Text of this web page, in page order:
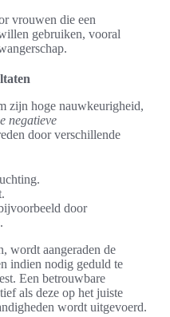
vrouwen die een
gebruiken, vooral
zijn hoge nauwkeurigheid,
negatieve
door verschillende
door
wordt aangeraden de
indien nodig geduld te
Een betrouwbare
als deze op het juiste
wordt uitgevoerd.